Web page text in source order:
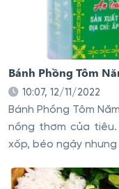
Bánh Phồng Tôm
10:07, 12/11/2022
Bánh Phồng Tôm
nồng thơm của
xốp, béo ngậy